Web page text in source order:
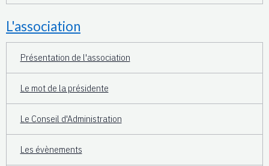
L'association
Présentation de l'association
Le mot de la présidente
Le Conseil d'Administration
Les évènements